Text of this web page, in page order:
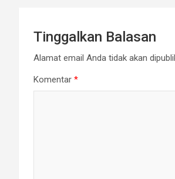
Tinggalkan Balasan
Alamat email Anda tidak akan
Komentar *